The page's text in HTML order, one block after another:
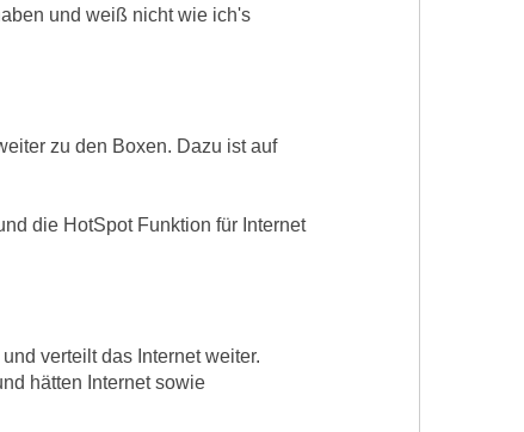
und weiß nicht wie ich's
zu den Boxen. Dazu ist auf
die HotSpot Funktion für Internet
verteilt das Internet weiter.
hätten Internet sowie